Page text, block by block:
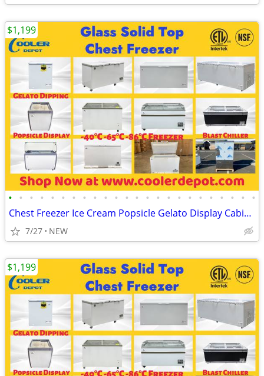
• • • • • • • • • • • • • • • • • • • • • • • •
Chest Freezer Ice Cream Popsicle Gelato Display Cabinet
7/27 NEW
$1,199
$1,199